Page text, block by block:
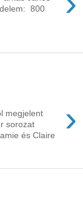
800
›
megjelent
sorozat
és Claire